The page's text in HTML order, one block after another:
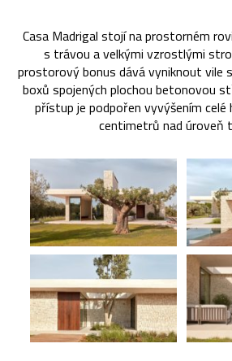
Casa Madrigal stojí na prostorném
s trávou a velkými vzrostlými
prostorový bonus dává vyniknout vile
boxů spojených plochou betonovou
přístup je podpořen vyvýšením
centimetrů nad úroveň